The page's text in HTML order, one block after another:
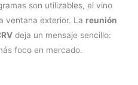
son utilizables, el vino
ventana exterior. La reunión
deja un mensaje sencillo:
foco en mercado.